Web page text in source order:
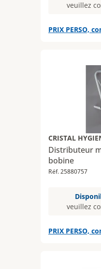
veuillez
PRIX PERSO,
CRISTAL
Distributeur
bobine
Réf. 25880757
veuillez
PRIX PERSO,